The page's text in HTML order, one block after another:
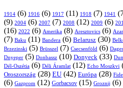
1914 (6) 1916 (6) 1917 (11) 1918 (7) 1941
(9) 2004 (6) 2007 (7) 2008 (12) 2009 (6)
(16) 2022 (6) Amerika (8) Aresztovics (6)
(7) Baku (11) Bandera (6) Belarusz (30)
Brzezinski (5) Brüsszel (7) Csecsenföld (6)
Dnyeper (5) Donbassz (10) Donyeck (33)
Dél-Oszétia (6) Déli Áramlat (12) Echo Moszkvi
Oroszország (28) EU (42) Európa (28)
(6) Gazprom (12) Gorbacsov (15) Groznij (6)